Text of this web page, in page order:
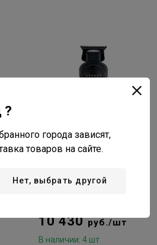
10 430руб./шт
В наличии: 4 шт
?
города зависят,
товаров на сайте.
Нет, выбрать другой